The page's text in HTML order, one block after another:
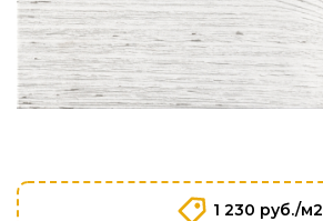
1 230 руб./м2